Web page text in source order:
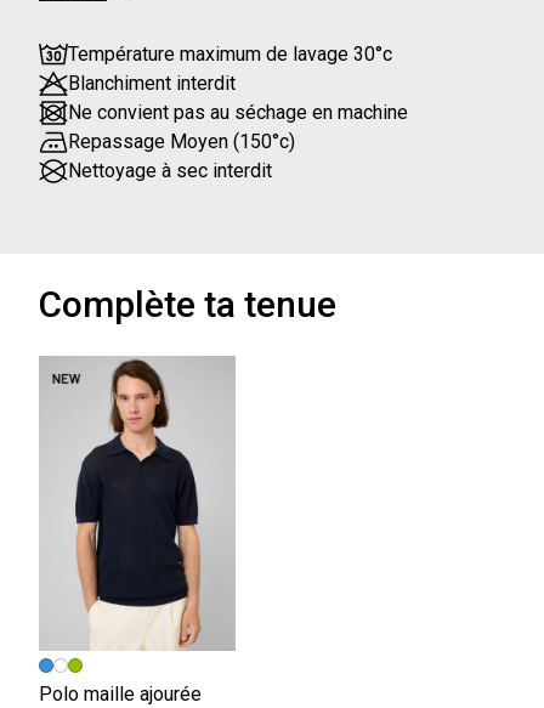
Température maximum de lavage 30°c
Blanchiment interdit
Ne convient pas au séchage en machine
Repassage Moyen (150°c)
Nettoyage à sec interdit
Complète ta tenue
Polo maille ajourée